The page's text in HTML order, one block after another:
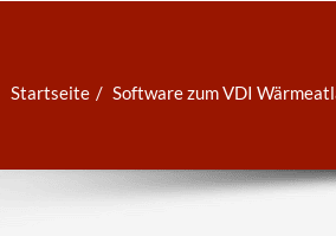
Startseite Software zum VDI